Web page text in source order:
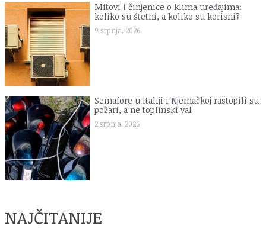
Mitovi i činjenice o klima uređajima:
koliko su štetni, a koliko su korisni?
9 srpnja, 2026
Semafore u Italiji i Njemačkoj rastopili su
požari, a ne toplinski val
2 srpnja, 2026
NAJČITANIJE